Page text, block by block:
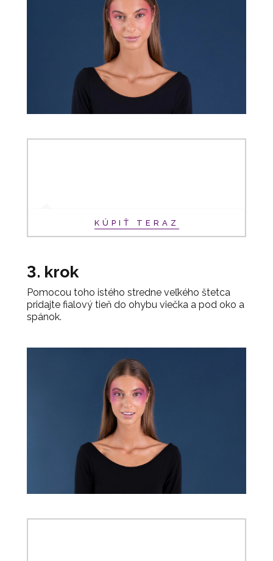
KÚPIŤ TERAZ
3. krok
Pomocou toho istého stredne veľkého štetca
pridajte fialový tieň do ohybu viečka a pod oko a
spánok.